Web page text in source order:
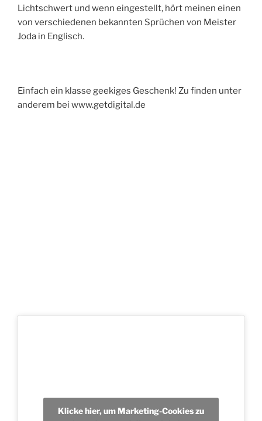
Lichtschwert und wenn eingestellt, hört meinen einen
von verschiedenen bekannten Sprüchen von Meister
Joda in Englisch.
Einfach ein klasse geekiges Geschenk! Zu finden unter
anderem bei www.getdigital.de
Klicke hier, um Marketing-Cookies zu